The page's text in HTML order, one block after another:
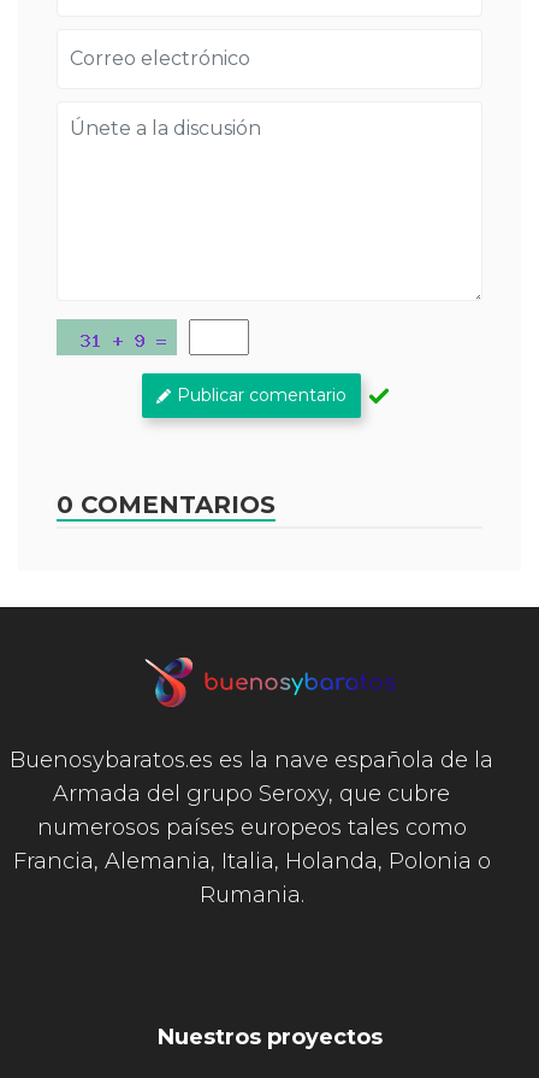
Publicar comentario
0 COMENTARIOS
Buenosybaratos.es es la nave española de la
Armada del grupo Seroxy, que cubre
numerosos países europeos tales como
Francia, Alemania, Italia, Holanda, Polonia o
Rumania.
Nuestros proyectos